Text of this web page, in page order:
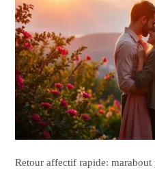
Retour affectif rapide: marabout